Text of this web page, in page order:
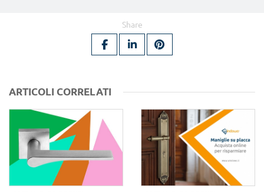
Share
ARTICOLI CORRELATI